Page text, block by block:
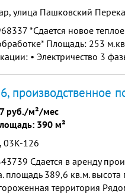
улица Пашковский
*Сдается новое
Площадь: 253
• Электричество 3
производственное
руб./м²/мес
390 м²
03К-126
Сдается в аренду
площадь 389,6 кв.м. высота
территория